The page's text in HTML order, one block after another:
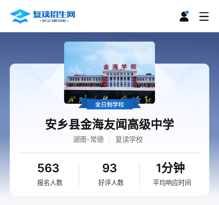
安乡县金海友闻高级中学
湖南-常德 复读学校
563
报名人数
93
好评人数
1分钟
平均响应时间